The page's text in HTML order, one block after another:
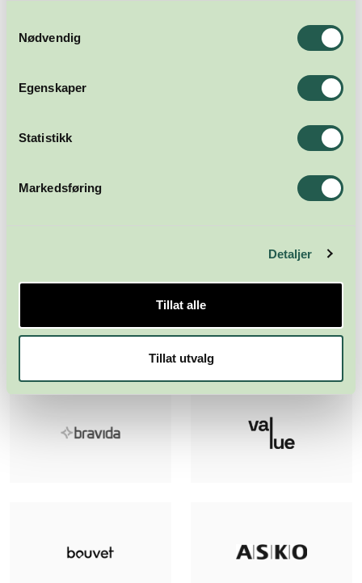
Nødvendig
Egenskaper
Statistikk
Markedsføring
Detaljer
Tillat alle
Tillat utvalg